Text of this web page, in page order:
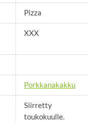
Pizza
XXX
Porkkanakakku
Siirretty
toukokuulle.